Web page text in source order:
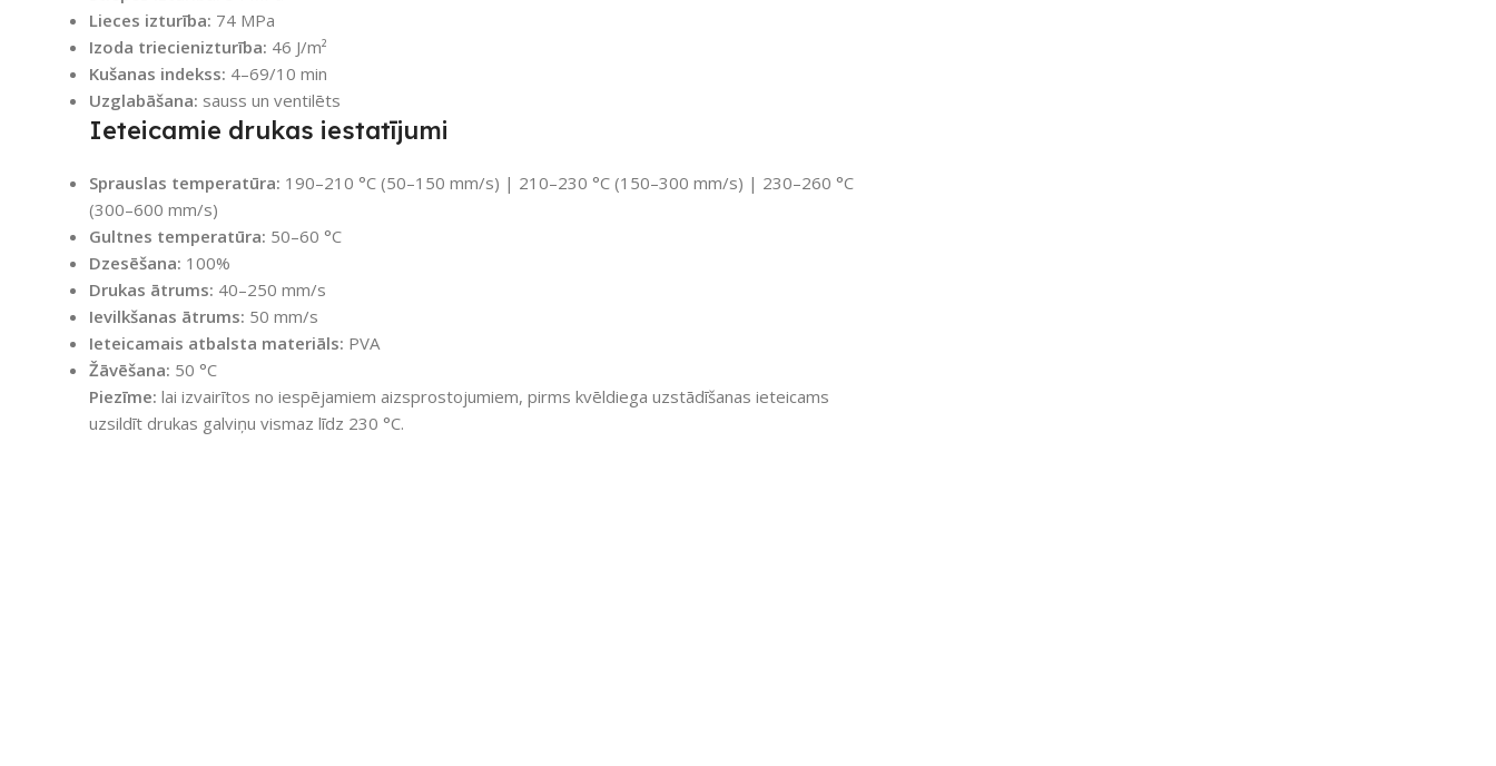
Lieces izturība: 74 MPa
Izoda triecienizturība: 46 J/m²
Kušanas indekss: 4–69/10 min
Uzglabāšana: sauss un ventilēts
Ieteicamie drukas iestatījumi
Sprauslas temperatūra: 190–210 °C (50–150 mm/s) | 210–230 °C (150–300 mm/s) | 230–260 °C
(300–600 mm/s)
Gultnes temperatūra: 50–60 °C
Dzesēšana: 100%
Drukas ātrums: 40–250 mm/s
Ievilkšanas ātrums: 50 mm/s
Ieteicamais atbalsta materiāls: PVA
Žāvēšana: 50 °C
Piezīme: lai izvairītos no iespējamiem aizsprostojumiem, pirms kvēldiega uzstādīšanas ieteicams
uzsildīt drukas galviņu vismaz līdz 230 °C.